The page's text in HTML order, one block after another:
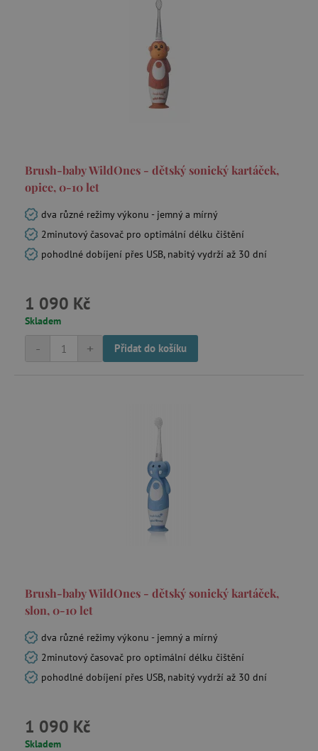
Brush-baby WildOnes - dětský sonický kartáček,
opice, 0-10 let
dva různé režimy výkonu - jemný a mírný
2minutový časovač pro optimální délku čištění
pohodlné dobíjení přes USB, nabitý vydrží až 30 dní
1 090 Kč
Skladem
+
- Přidat do košíku
Brush-baby WildOnes - dětský sonický kartáček,
slon, 0-10 let
dva různé režimy výkonu - jemný a mírný
2minutový časovač pro optimální délku čištění
pohodlné dobíjení přes USB, nabitý vydrží až 30 dní
1 090 Kč
Skladem